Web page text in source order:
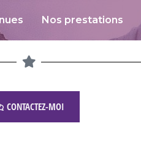
Nos prestations
CONTACTEZ-MOI